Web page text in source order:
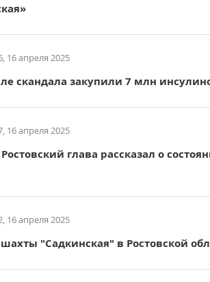
16 апреля 2025
скандала закупили 7 млн
16 апреля 2025
глава рассказал о
16 апреля 2025
"Садкинская" в Ростовской